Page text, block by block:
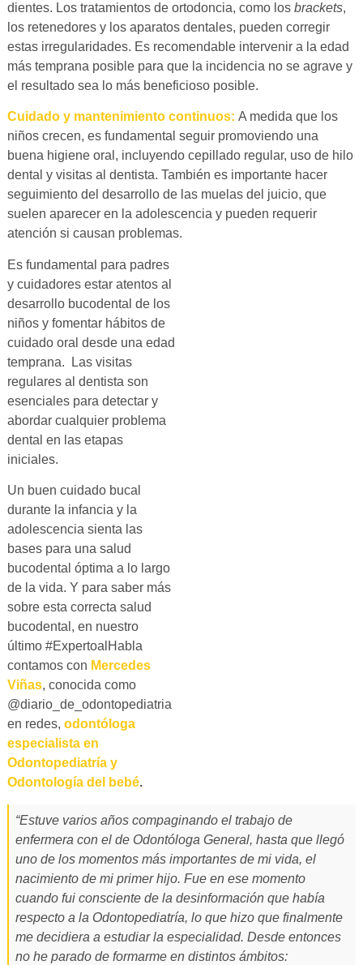
dientes. Los tratamientos de ortodoncia, como los brackets,
los retenedores y los aparatos dentales, pueden corregir
estas irregularidades. Es recomendable intervenir a la edad
más temprana posible para que la incidencia no se agrave y
el resultado sea lo más beneficioso posible.
Cuidado y mantenimiento continuos: A medida que los
niños crecen, es fundamental seguir promoviendo una
buena higiene oral, incluyendo cepillado regular, uso de hilo
dental y visitas al dentista. También es importante hacer
seguimiento del desarrollo de las muelas del juicio, que
suelen aparecer en la adolescencia y pueden requerir
atención si causan problemas.
Es fundamental para padres
y cuidadores estar atentos al
desarrollo bucodental de los
niños y fomentar hábitos de
cuidado oral desde una edad
temprana. Las visitas
regulares al dentista son
esenciales para detectar y
abordar cualquier problema
dental en las etapas
iniciales.
Un buen cuidado bucal
durante la infancia y la
adolescencia sienta las
bases para una salud
bucodental óptima a lo largo
de la vida. Y para saber más
sobre esta correcta salud
bucodental, en nuestro
último #ExpertoalHabla
contamos con Mercedes
Viñas, conocida como
@diario_de_odontopediatria
en redes, odontóloga
especialista en
Odontopediatría y
Odontología del bebé.
“Estuve varios años compaginando el trabajo de
enfermera con el de Odontóloga General, hasta que llegó
uno de los momentos más importantes de mi vida, el
nacimiento de mi primer hijo. Fue en ese momento
cuando fui consciente de la desinformación que había
respecto a la Odontopediatría, lo que hizo que finalmente
me decidiera a estudiar la especialidad. Desde entonces
no he parado de formarme en distintos ámbitos: